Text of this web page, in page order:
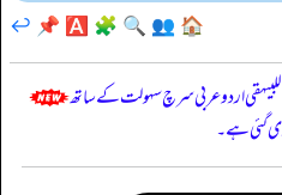
🏠
👥
🔍
🧩
🅰️
📌
↩️
للبيهقي اردو عربی سرچ سہولت کے ساتھ
گئی ہے۔